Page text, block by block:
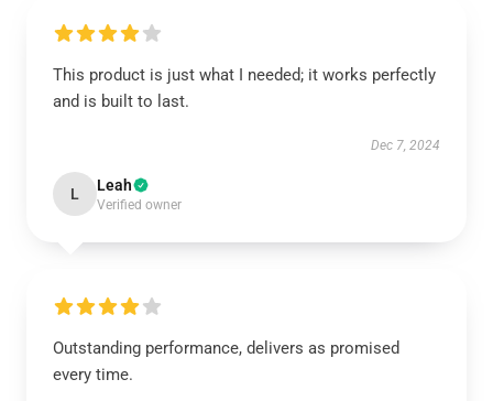
This product is just what I needed; it works perfectly
and is built to last.
Dec 7, 2024
L Leah
Verified owner
Outstanding performance, delivers as promised
every time.